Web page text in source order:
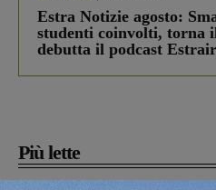
Estra Notizie agosto:
studenti coinvolti, torna
debutta il podcast Estrair
Più lette